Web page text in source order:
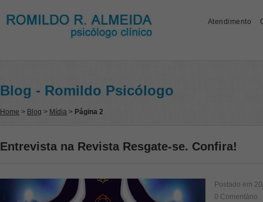
Atendimento
Blog - Romildo Psicólogo
Home > Blog > Mídia > Página 2
Entrevista na Revista Resgate-se. Confira!
Postado em
0 Comentário